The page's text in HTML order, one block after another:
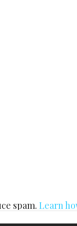
spam.Learn